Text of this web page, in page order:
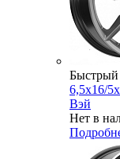
Быстрый
6,5x16/
Вэй
Нет в